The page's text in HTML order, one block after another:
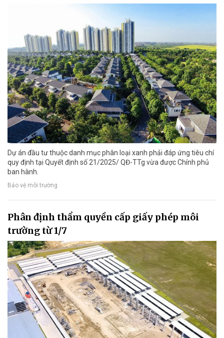
Dự án đầu tư thuộc danh mục phân loại xanh phải đáp ứng tiêu chí
quy định tại Quyết định số 21/2025/ QĐ-TTg vừa được Chính phủ
ban hành.
Bảo vệ môi trường
Phân định thẩm quyền cấp giấy phép môi
trường từ 1/7